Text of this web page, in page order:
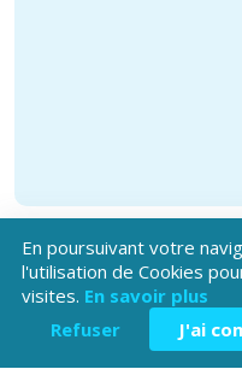
En poursuivant votre
l'utilisation de Cookies
visites. En savoir plus
Refuser
J'ai